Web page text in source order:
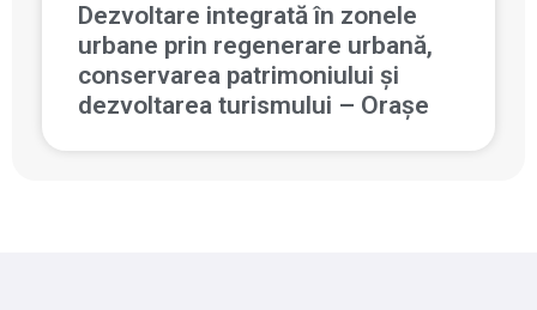
Dezvoltare integrată în zonele
urbane prin regenerare urbană,
conservarea patrimoniului și
dezvoltarea turismului – Orașe